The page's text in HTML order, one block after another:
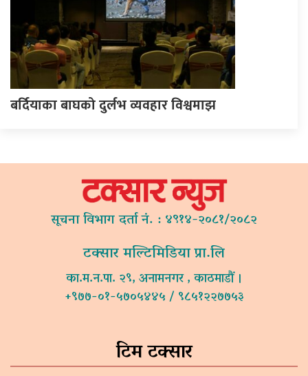
बर्दियाका बाघको दुर्लभ व्यवहार विश्वमाझ
सूचना विभाग दर्ता नं. : ४९१४-२०८१/२०८२
टक्सार मल्टिमिडिया प्रा.लि
का.म.न.पा. २९, अनामनगर , काठमाडौं ।
+९७७-०१-५७०५४४५ / ९८५१२२७७५३
टिम टक्सार